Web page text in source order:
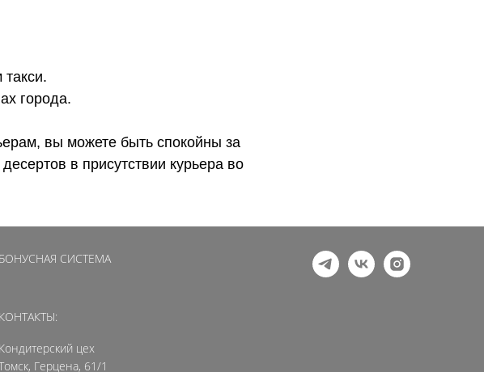
города.
вы можете быть спокойны за
в присутствии курьера во
БОНУСНАЯ СИСТЕМА
КОНТАКТЫ:
Кондитерский цех
Герцена, 61/1